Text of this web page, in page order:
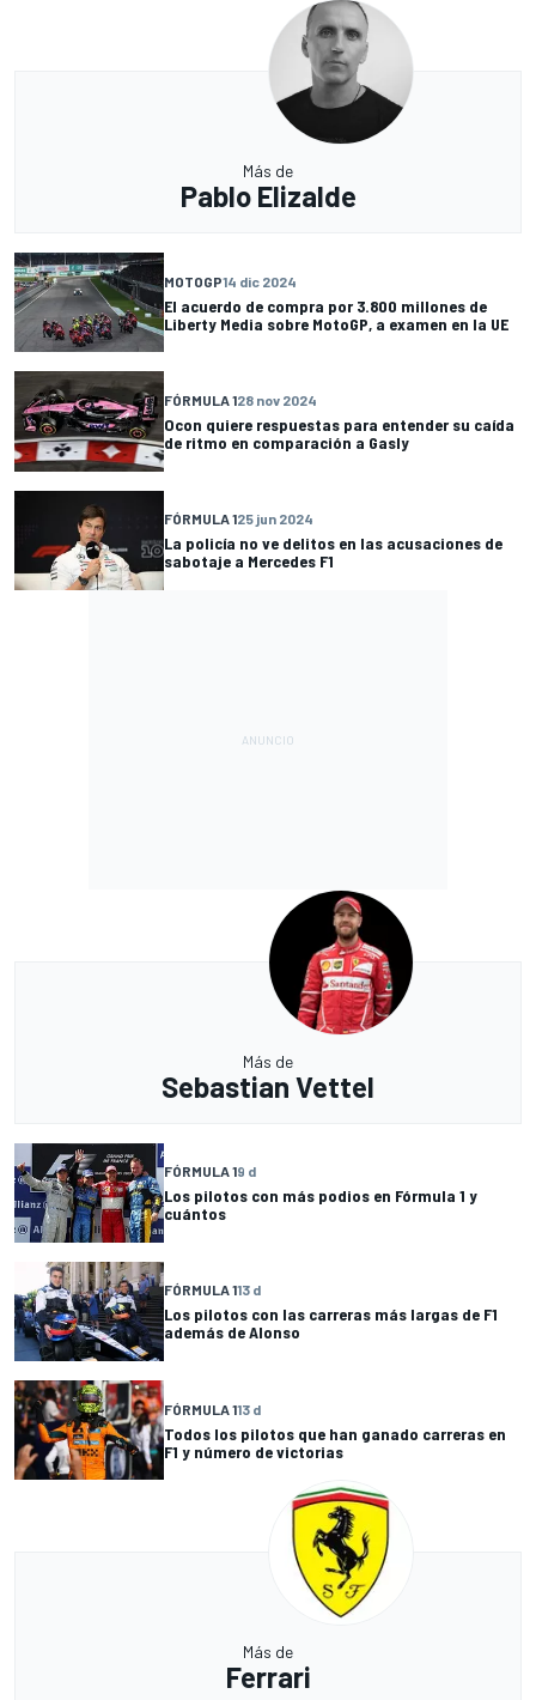
Más de
Pablo Elizalde
MOTOGP14 dic 2024
El acuerdo de compra por 3.800 millones de
Liberty Media sobre MotoGP, a examen en la UE
FÓRMULA 128 nov 2024
Ocon quiere respuestas para entender su caída
de ritmo en comparación a Gasly
FÓRMULA 125 jun 2024
La policía no ve delitos en las acusaciones de
sabotaje a Mercedes F1
Más de
Sebastian Vettel
FÓRMULA 19 d
Los pilotos con más podios en Fórmula 1 y
cuántos
FÓRMULA 113 d
Los pilotos con las carreras más largas de F1
además de Alonso
FÓRMULA 113 d
Todos los pilotos que han ganado carreras en
F1 y número de victorias
Más de
Ferrari